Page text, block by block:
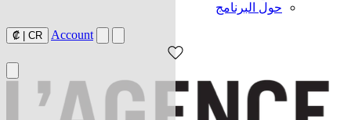
حول البرنامج
CR
₡ Account